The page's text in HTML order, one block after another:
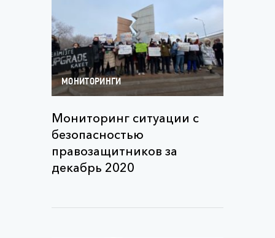
МОНИТОРИНГИ
Мониторинг ситуации с
безопасностью
правозащитников за
декабрь 2020